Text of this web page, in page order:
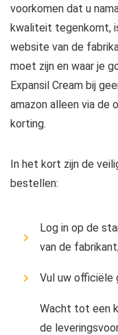
voorkomen dat u
kwaliteit tegenkomt,
website van de
moet zijn en waar je
Expansil Cream bij
amazon alleen via de
korting.
In het kort zijn de
bestellen:
Log in op de
van de
Vul uw officiële
Wacht tot een
de